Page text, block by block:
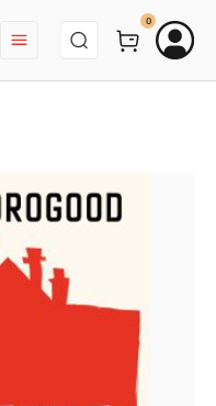
BEJELENTKEZÉS
0